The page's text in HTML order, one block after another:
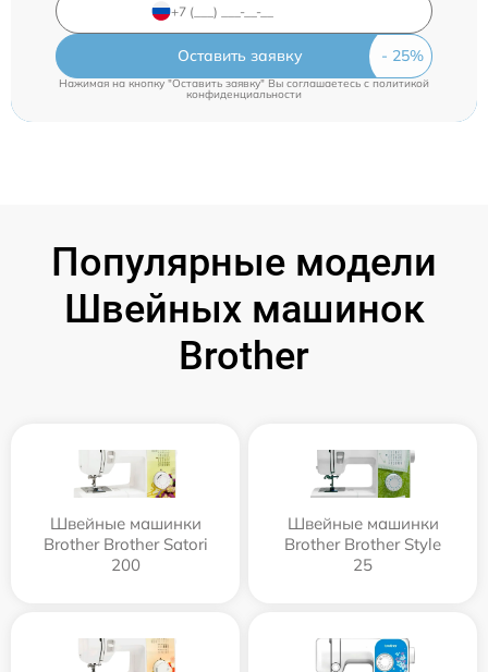
Оставить заявку
Нажимая на кнопку "Оставить заявку" Вы соглашаетесь c политикой
конфиденциальности
Популярные модели
Швейных машинок
Brother
Швейные машинки
Brother Brother Satori
200
Швейные машинки
Brother Brother Style
25